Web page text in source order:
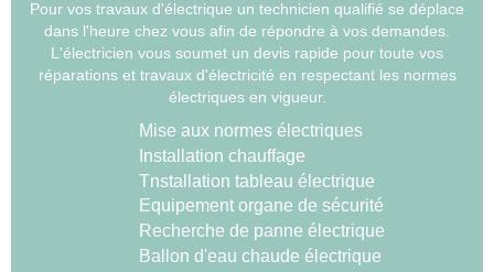
Pour vos travaux d'électrique un technicien qualifié se déplace
dans l'heure chez vous afin de répondre à vos demandes.
L'électricien vous soumet un devis rapide pour toute vos
réparations et travaux d'électricité en respectant les normes
électriques en vigueur.
Mise aux normes électriques
Installation chauffage
Tnstallation tableau électrique
Equipement organe de sécurité
Recherche de panne électrique
Ballon d'eau chaude électrique